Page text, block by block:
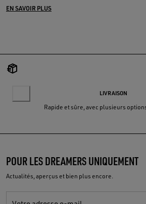
EN SAVOIR PLUS
LIVRAISON
Rapide et sûre, avec plusieurs
POUR LES DREAMERS UNIQUEMENT
Actualités, aperçus et bien plus encore.